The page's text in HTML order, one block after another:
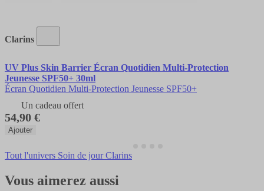
Clarins
UV Plus Skin Barrier Écran Quotidien Multi-Protection
Jeunesse SPF50+ 30ml
Écran Quotidien Multi-Protection Jeunesse SPF50+
Un cadeau offert
54,90 €
Ajouter
Tout l'univers Soin de jour Clarins
Vous aimerez aussi